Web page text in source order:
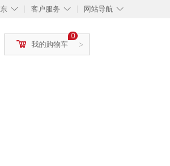
◇ ◇
客户服务 ◇
网站导航
>
0
我的购物车